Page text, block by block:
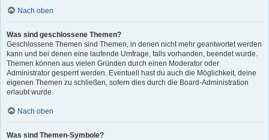
Nach oben
Was sind geschlossene Themen?
Geschlossene Themen sind Themen, in denen nicht mehr geantwortet werden
kann und bei denen eine laufende Umfrage, falls vorhanden, beendet wurde.
Themen können aus vielen Gründen durch einen Moderator oder
Administrator gesperrt werden. Eventuell hast du auch die Möglichkeit, deine
eigenen Themen zu schließen, sofern dies durch die Board-Administration
erlaubt wurde.
Nach oben
Was sind Themen-Symbole?